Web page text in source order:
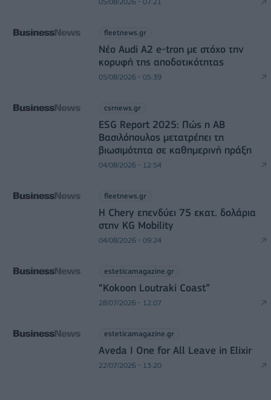
fleetnews.gr
Νέο Audi A2 e-tron με στόχο την
κορυφή της αποδοτικότητας
05/08/2026 - 05:39
csrnews.gr
ESG Report 2025: Πώς η ΑΒ
Βασιλόπουλος μετατρέπει τη
βιωσιμότητα σε καθημερινή πράξη
04/08/2026 - 12:54
fleetnews.gr
Η Chery επενδύει 75 εκατ. δολάρια
στην KG Mobility
04/08/2026 - 09:24
esteticamagazine.gr
“Kokoon Loutraki Coast”
28/07/2026 - 12:07
esteticamagazine.gr
Aveda I One for All Leave in Elixir
22/07/2026 - 13:20